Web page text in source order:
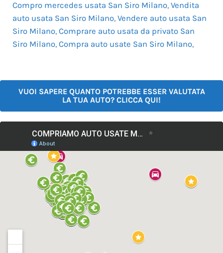
Compro mercedes usata San Siro Milano, Vendita
auto usata San Siro Milano, Vendere auto usata San
Siro Milano, Comprare auto usata da privato San
Siro Milano, Compra auto usate San Siro Milano,
VUOI SAPERE QUANTO POTREBBE ESSER VALUTATA
LA TUA AUTO? CLICCA QUI!